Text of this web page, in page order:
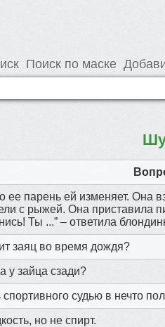
Поиск по маске
ее парень ей изменяет. Она
с рыжей. Она приставила
Ты ...” – ответила
заяц во время дождя?
у зайца сзади?
судью в нечто
но не спирт.